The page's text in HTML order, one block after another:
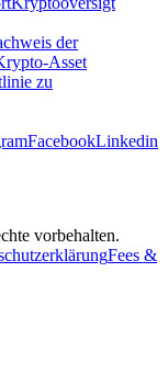
der
Asset
zu
FacebookLinkedin
vorbehalten.
Fees &